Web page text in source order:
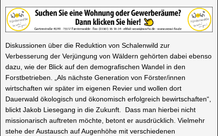
Diskussionen über die Reduktion von Schalenwild zur
Verbesserung der Verjüngung von Wäldern gehörten dabei ebenso
dazu, wie der Blick auf den demografischen Wandel in den
Forstbetrieben. „Als nächste Generation von Förster/innen
wirtschaften wir später im eigenen Revier und wollen dort
Dauerwald ökologisch und ökonomisch erfolgreich bewirtschaften“,
blickt Jakob Liesegang in die Zukunft. Dass man hierbei nicht
missionarisch auftreten möchte, betont er ausdrücklich. Vielmehr
stehe der Austausch auf Augenhöhe mit verschiedenen